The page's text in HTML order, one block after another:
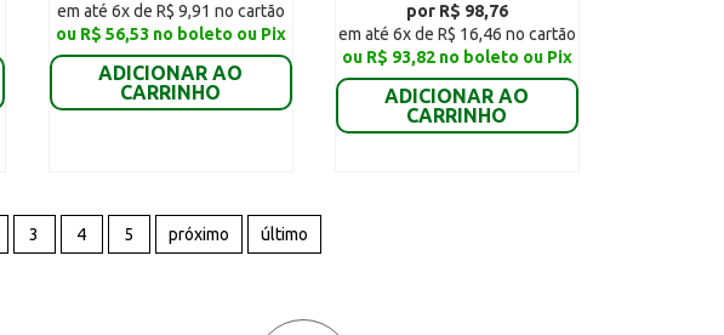
em até 6x de R$ 9,91 no cartão
ou R$ 56,53 no boleto ou Pix
ADICIONAR AO
CARRINHO
por R$ 98,76
em até 6x de R$ 16,46 no cartão
ou R$ 93,82 no boleto ou Pix
ADICIONAR AO
CARRINHO
3 4 5 próximo último